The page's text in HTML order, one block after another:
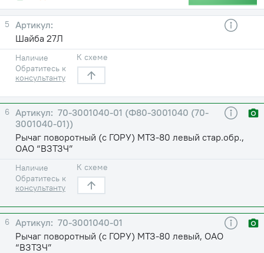
5
Шайба 27Л
Наличие
Обратитесь к
консультанту
К схеме
6
70-3001040-01 (Ф80-3001040 (70-
3001040-01))
Рычаг поворотный (с ГОРУ) МТЗ-80 левый стар.обр.,
ОАО “ВЗТЗЧ”
Наличие
Обратитесь к
консультанту
К схеме
6
70-3001040-01
Рычаг поворотный (с ГОРУ) МТЗ-80 левый, ОАО
“ВЗТЗЧ”